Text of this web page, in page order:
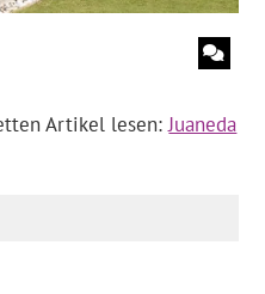
Artikel lesen:Juaneda